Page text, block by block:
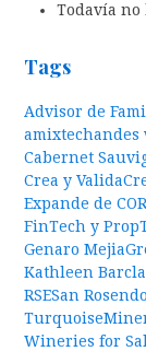
Todavía no
Tags
Advisor de
amixtechandes
Cabernet
Crea y Valida
Expande de
FinTech y
Genaro Mejia
Kathleen
RSESan
Wineries for